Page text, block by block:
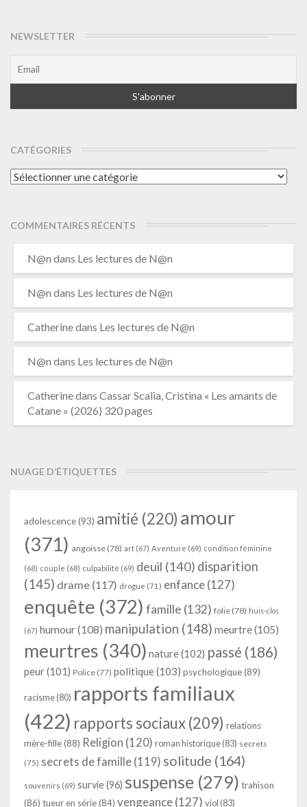
NEWSLETTER
CATÉGORIES
Catégories
COMMENTAIRES RÉCENTS
N@n dans Les lectures de N@n
N@n dans Les lectures de N@n
Catherinedans Les lectures de N@n
N@n dans Les lectures de N@n
Catherinedans Cassar Scalia, Cristina « Les amants de
Catane » (2026) 320 pages
NUAGE D’ÉTIQUETTES
adolescence(93) amitié (220) amour
(371) angoisse (78) art (67) Aventure (69) condition féminine
(68) couple (68) culpabilité (69) deuil (140) disparition
(145) drame (117) drogue (71) enfance(127)
enquête (372) famille (132) folie (78) huis-clos
(67) humour(108) manipulation (148) meurtre(105)
meurtres (340) nature(102) passé (186)
peur(101) Police (77) politique(103) psychologique(89)
racisme (80) rapports familiaux
(422) rapports sociaux(209) relations
mère-fille(88) Religion (120) roman historique(83) secrets
(75) secrets de famille (119) solitude (164)
souvenirs (69) survie(96) suspense (279) trahison
(86) tueur en série(84) vengeance(127) viol (83)